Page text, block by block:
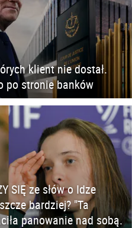
klient nie dostał.
po stronie banków
SIĘ ze słów o Idze
bardziej? "Ta
panowanie nad sobą.